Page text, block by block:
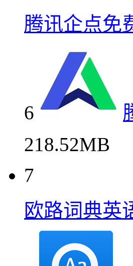
腾讯企点免
6
218.52MB
7
欧路词典英